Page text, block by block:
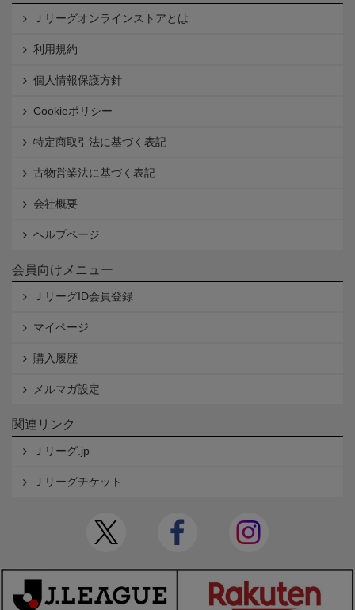
Ｊリーグオンラインストアとは
利用規約
個人情報保護方針
Cookieポリシー
特定商取引法に基づく表記
古物営業法に基づく表記
会社概要
ヘルプページ
会員向けメニュー
ＪリーグID会員登録
マイページ
購入履歴
メルマガ設定
関連リンク
Ｊリーグ.jp
Ｊリーグチケット